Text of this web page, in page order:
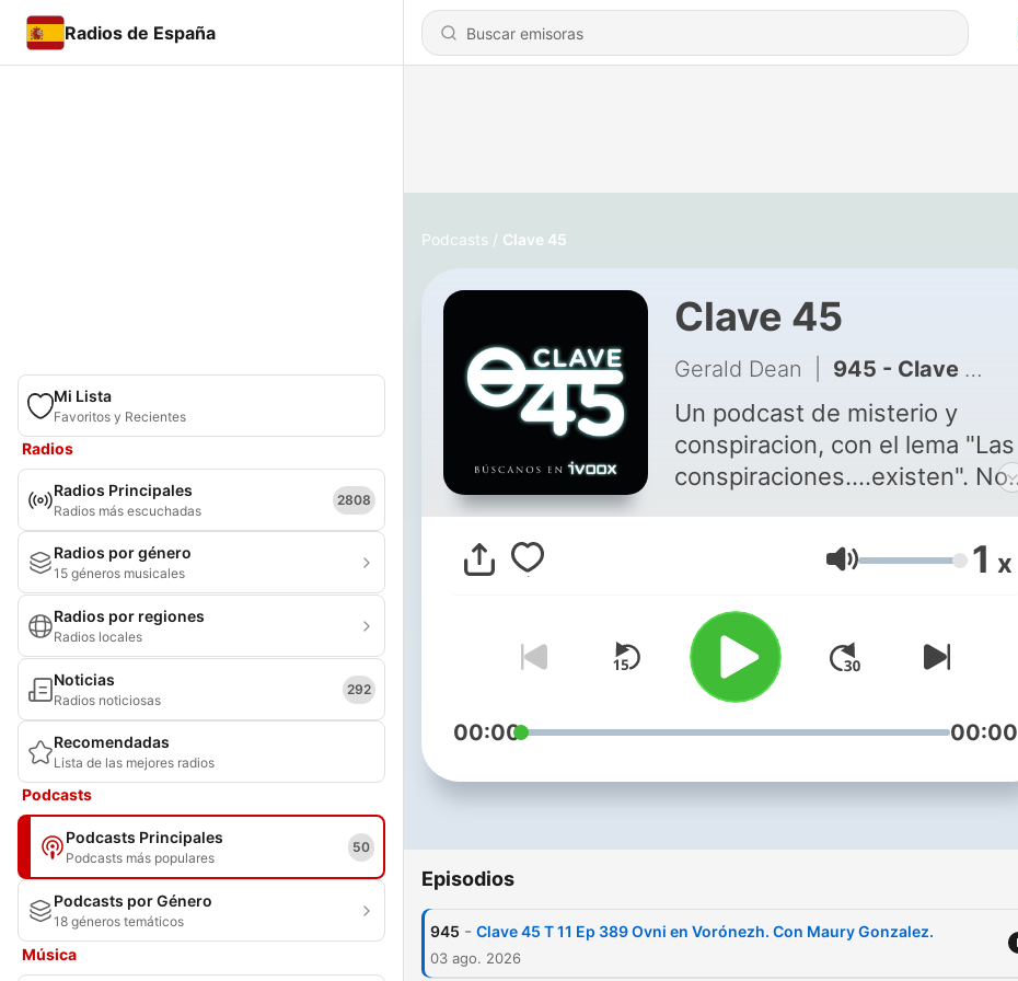
Radios de España
Mi Lista
Favoritos y Recientes
Radios
Radios Principales
Radios más escuchadas
2808
Radios por género
15 géneros musicales
Radios por regiones
Radios locales
Noticias
Radios noticiosas
292
Recomendadas
Lista de las mejores radios
Podcasts
Podcasts Principales
Podcasts más populares
50
Podcasts por Género
18 géneros temáticos
Música
Podcasts Clave 45
Clave 45
Gerald Dean 945 - Clave 45 T 11 Ep 389 Ovni en Vorónezh. Con Maury Gonzalez.
Un podcast de misterio y
conspiracion, con el lema "Las
conspiraciones....existen". No
promulgar ninguna idea en
particular, sino dar con
ya tratados. Buscamos claves
que expliquen porque las
cosas ocurren como ocurren, y
hurgamos en las
especial enfoque en las
politico, economico y social.
clave45.wordpress.com
Volumen 1 x
00:00 00:00
Episodios
945 - Clave 45 T 11 Ep 389 Ovni en Vorónezh. Con Maury Gonzalez.
03 ago. 2026